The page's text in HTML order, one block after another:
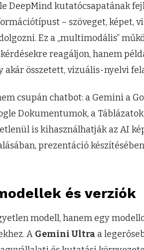
DeepMind kutatócsapatának
– szöveget, képet,
Ez a „multimodális”
reagáljon, hanem
akár összetett, vizuális-nyelvi
csupán chatbot: a Gemini a
Dokumentumok, a
is kihasználhatják az AI
prezentáció
és verziók
modell, hanem egy
A Gemini Ultra a